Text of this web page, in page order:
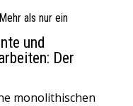
als nur ein
und
Der
monolithischen